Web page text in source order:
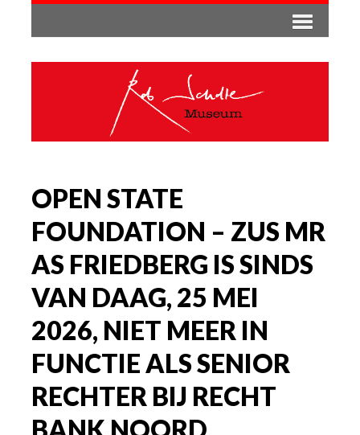
OPEN STATE
FOUNDATION – ZUS MR
AS FRIEDBERG IS SINDS
VAN DAAG, 25 MEI
2026, NIET MEER IN
FUNCTIE ALS SENIOR
RECHTER BIJ RECHT
BANK NOORD